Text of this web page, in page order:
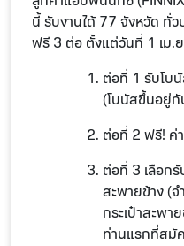
นี้ รับงานได้ 77 จังหวัด ทั่
ฟรี 3 ต่อ ตั้งแต่วันที่ 1 เม.
ต่อที่ 1 รับโบ
(โบนัสขึ้นอยู่
ต่อที่ 2 ฟรี! ค่
ต่อที่ 3 เลือกรั
สะพายข้าง (
กระเป๋าสะพา
ท่านแรกที่สมัค